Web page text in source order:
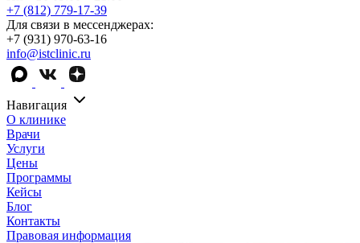
+7 (812) 779-17-39
Для связи в мессенджерах:
+7 (931) 970-63-16
info@istclinic.ru
Навигация
О клинике
Врачи
Услуги
Цены
Программы
Кейсы
Блог
Контакты
Правовая информация